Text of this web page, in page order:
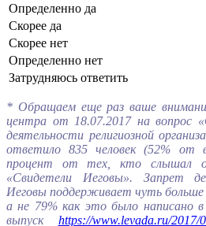
Определенно да
Скорее да
Скорее нет
Определенно нет
Затрудняюсь ответить
* Обращаем еще раз ваше
центра от 18.07.2017 на вопрос
деятельности религиозной
ответило 835 человек (52% от
процент от тех, кто слышал о
«Свидетели Иеговы». Запрет
Иеговы поддерживает чуть больше
а не 79% как это было
выпуск https://www.levada.ru/2017/